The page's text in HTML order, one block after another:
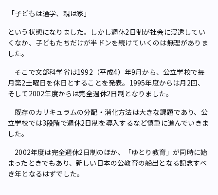
「子どもは通学、親は家」
という状態になりました。しかし週休2日制が社会に浸透してい
くなか、子どもたちだけが半ドンを続けていくのは無理がありま
した。
そこで文部科学省は1992（平成4）年9月から、公立学校で毎
月第2土曜日を休日とすることを発表。1995年度からは月2回、
そして2002年度からは完全週休2日制となりました。
既存のカリキュラムの分配・消化方法は大きな課題であり、公
立学校では3段階で週休2日制を導入するなど慎重に進んでいきま
した。
2002年度は完全週休2日制のほか、「ゆとり教育」が同時に始
まったときでもあり、新しい日本の公教育の船出となる記念すべ
き年となるはずでした。